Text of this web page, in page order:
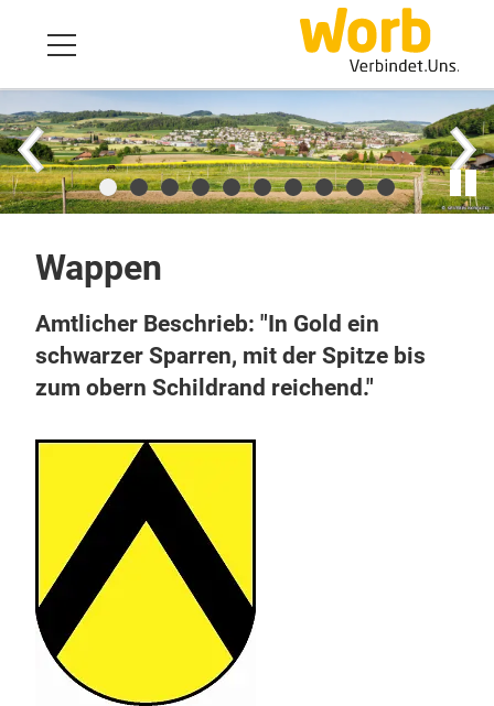
Wappen
Amtlicher Beschrieb: "In Gold ein
schwarzer Sparren, mit der Spitze bis
zum obern Schildrand reichend."